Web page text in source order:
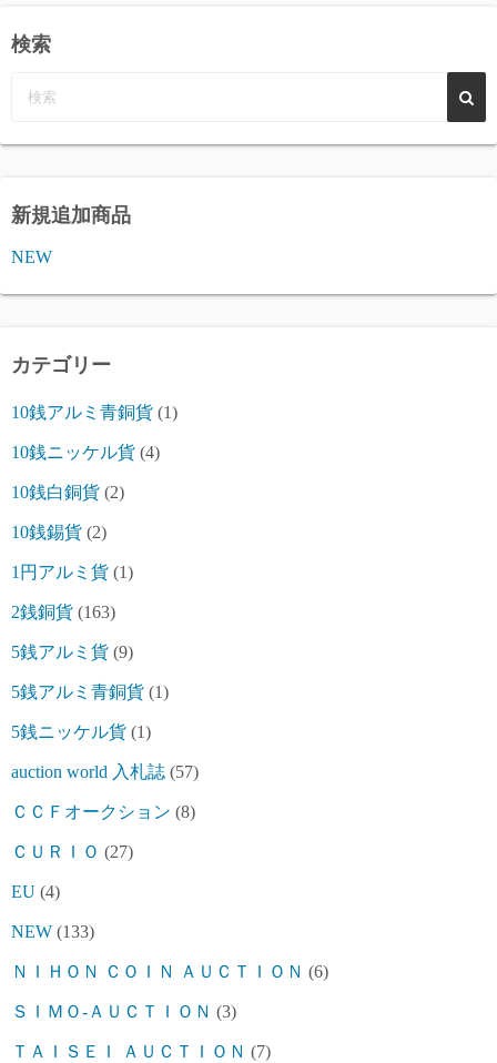
検索
新規追加商品
NEW
カテゴリー
10銭アルミ青銅貨 (1)
10銭ニッケル貨 (4)
10銭白銅貨 (2)
10銭錫貨 (2)
1円アルミ貨 (1)
2銭銅貨 (163)
5銭アルミ貨 (9)
5銭アルミ青銅貨 (1)
5銭ニッケル貨 (1)
auction world 入札誌 (57)
ＣＣＦオークション (8)
ＣＵＲＩＯ (27)
EU (4)
NEW (133)
ＮＩＨＯＮ ＣＯＩＮ ＡＵＣＴＩＯＮ (6)
ＳＩＭＯ-ＡＵＣＴＩＯＮ (3)
ＴＡＩＳＥＩ ＡＵＣＴＩＯＮ (7)